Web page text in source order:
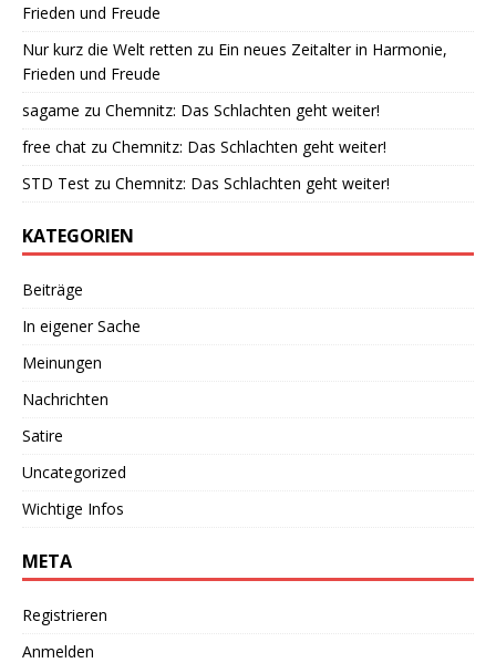
Frieden und Freude
Nur kurz die Welt retten zu Ein neues Zeitalter in Harmonie,
Frieden und Freude
sagame zu Chemnitz: Das Schlachten geht weiter!
free chat zu Chemnitz: Das Schlachten geht weiter!
STD Test zu Chemnitz: Das Schlachten geht weiter!
KATEGORIEN
Beiträge
In eigener Sache
Meinungen
Nachrichten
Satire
Uncategorized
Wichtige Infos
META
Registrieren
Anmelden